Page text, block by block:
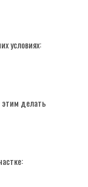
условиях:
этим делать